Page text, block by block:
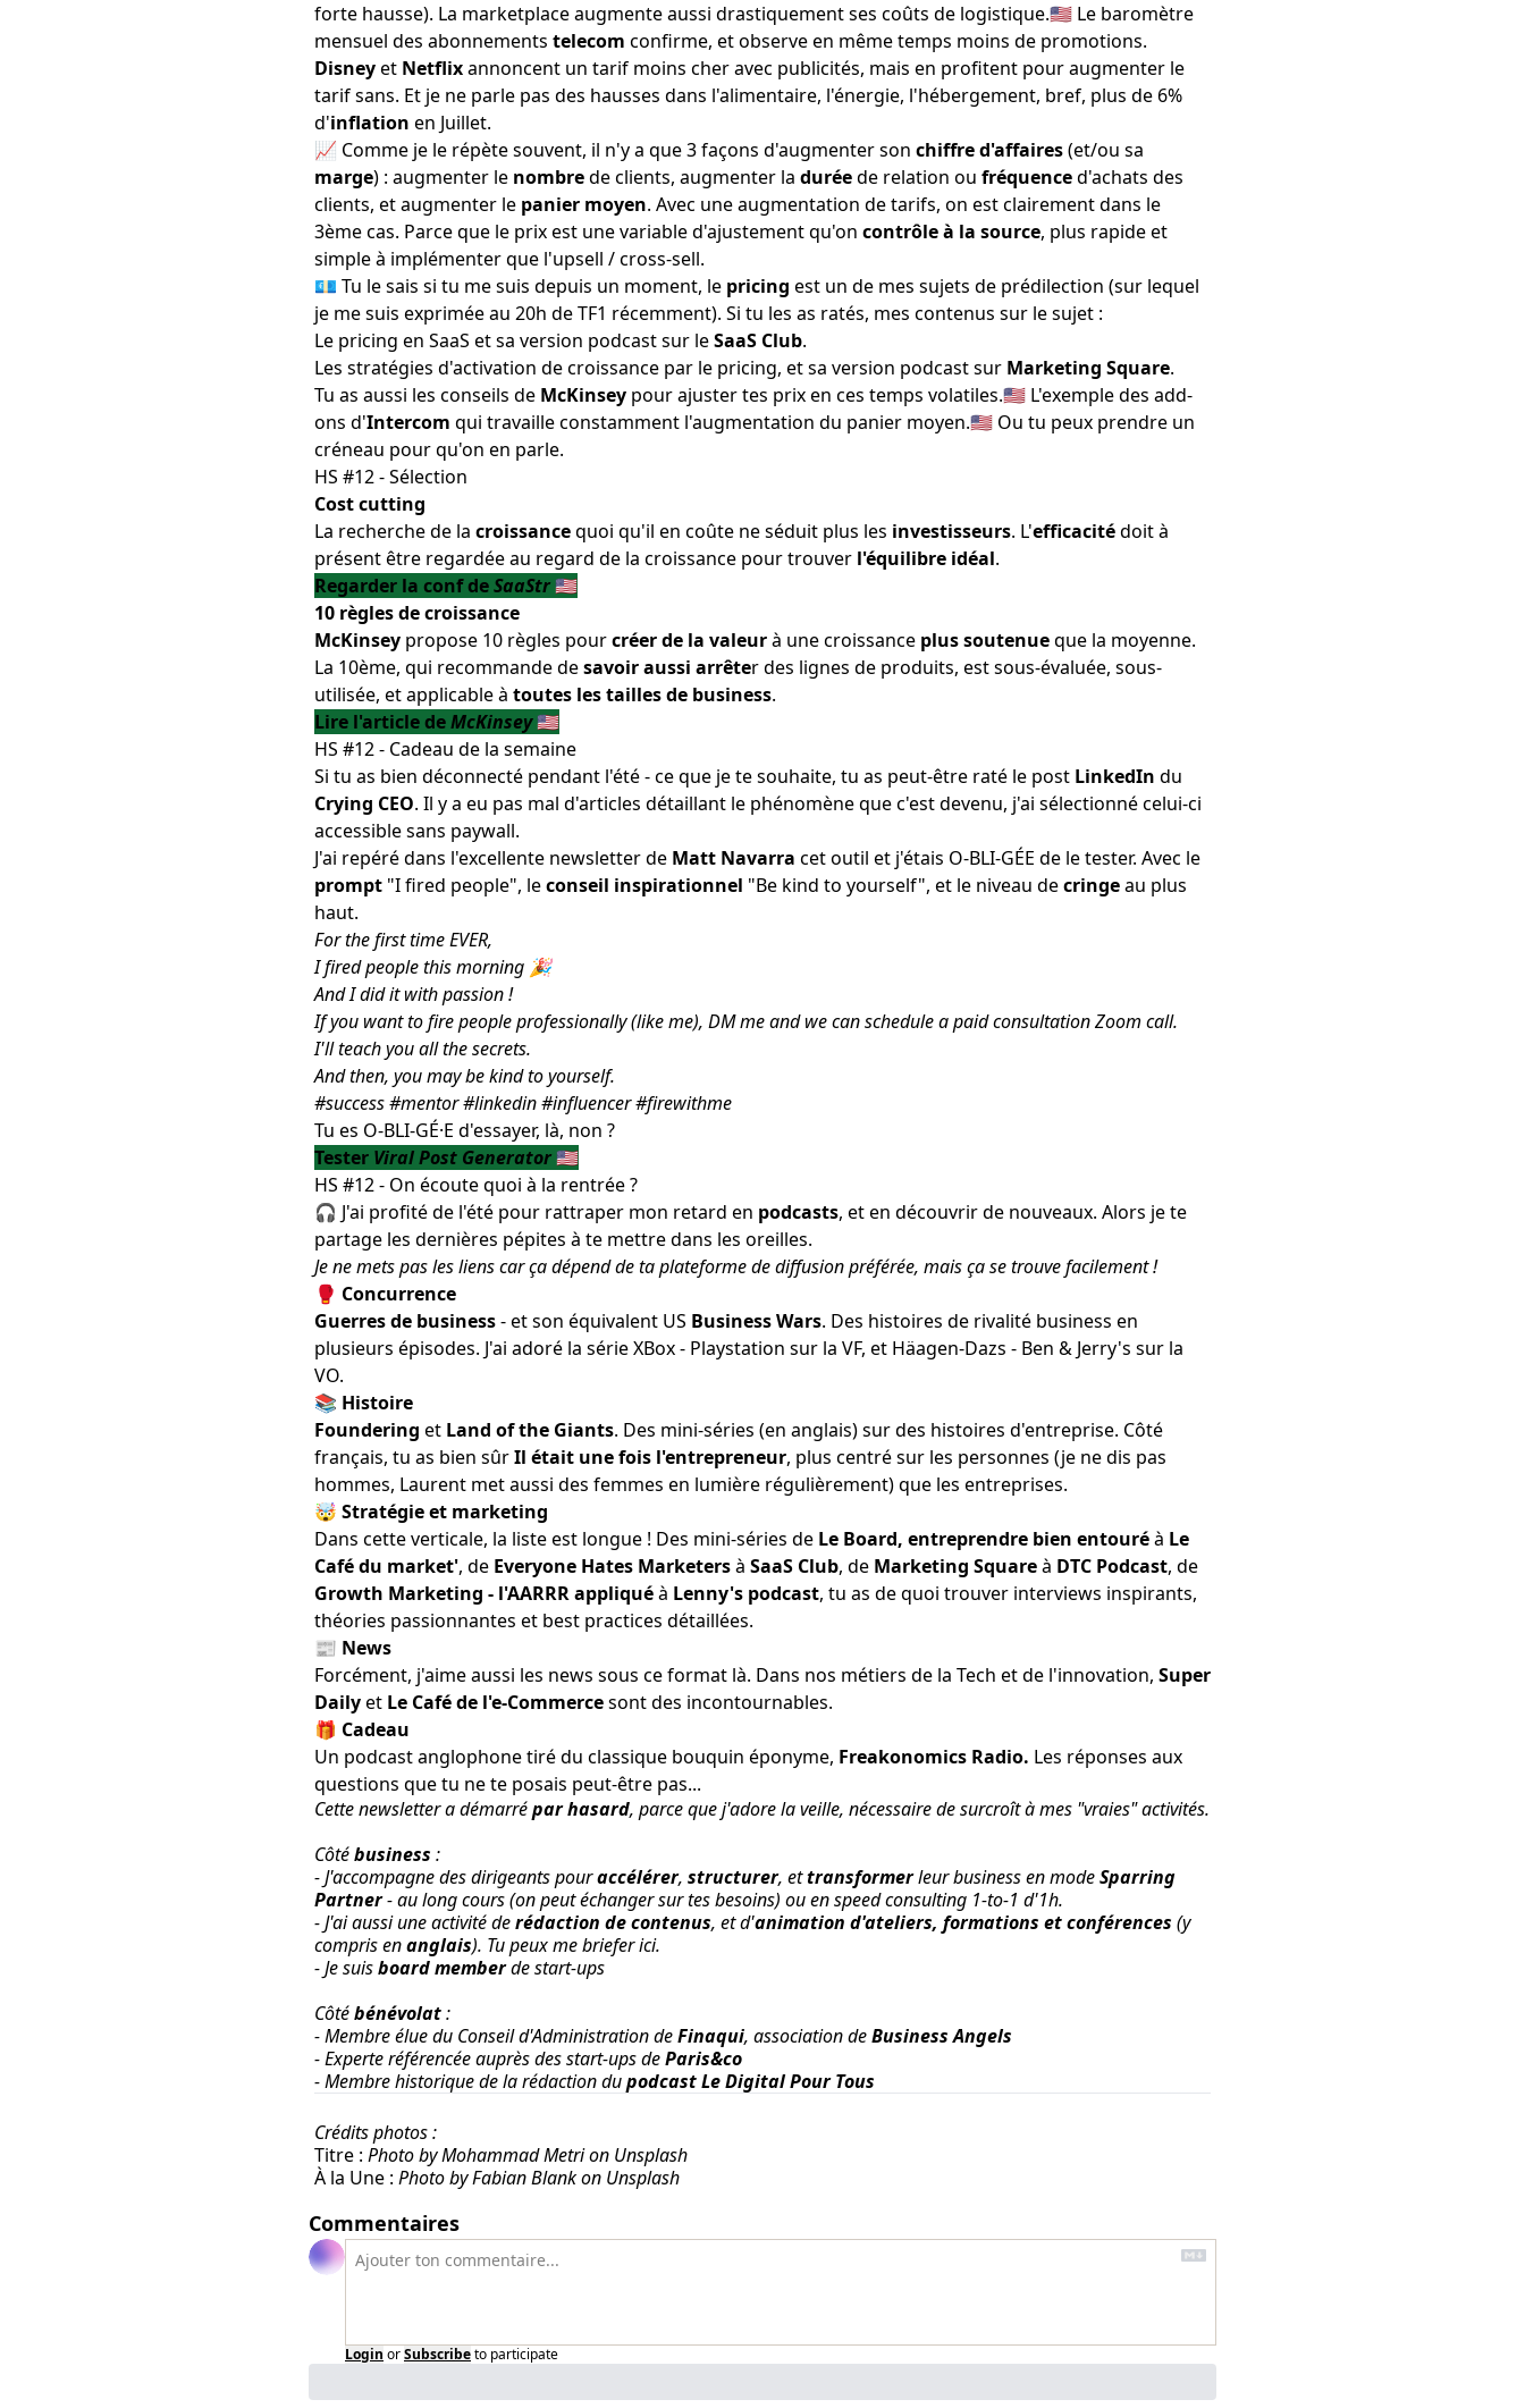
forte hausse). La marketplace augmente aussi drastiquementses coûts de logistique.🇺🇸 Le baromètre
mensuel des abonnements telecom confirme, et observe en même temps moins de promotions.
Disneyet Netflixannoncent un tarif moins cher avec publicités, mais en profitent pour augmenter le
tarif sans. Et je ne parle pas des hausses dans l'alimentaire, l'énergie, l'hébergement, bref, plus de 6%
d'inflation en Juillet.
📈 Comme je le répète souvent, il n'y a que3 façons d'augmenter son chiffre d'affaires(et/ou sa
marge) : augmenter le nombrede clients, augmenter la duréede relation ou fréquenced'achats des
clients, et augmenter le panier moyen. Avec une augmentation de tarifs, on est clairement dans le
3ème cas. Parce que le prix est une variable d'ajustement qu'on contrôle à la source, plus rapide et
simple à implémenter que l'upsell / cross-sell.
💶 Tu le sais si tu me suis depuis un moment, le pricing est un de mes sujets de prédilection (sur lequel
je me suis expriméeau 20h de TF1 récemment). Si tu les as ratés, mes contenus sur le sujet :
Le pricing en SaaS et sa version podcast sur leSaaS Club.
Les stratégies d'activation de croissance par le pricing, et sa version podcast sur Marketing Square.
Tu as aussi les conseils de McKinsey pourajuster tes prix en ces temps volatiles.🇺🇸 L'exemple des add-
ons d'Intercom qui travaille constamment l'augmentation du panier moyen.🇺🇸 Ou tu peux prendre un
créneau pour qu'on en parle.
HS #12 - Sélection
Cost cutting
La recherche de la croissancequoi qu'il en coûte ne séduit plus les investisseurs. L'efficacitédoit à
présent être regardée au regard de la croissance pour trouver l'équilibre idéal.
Regarder la conf deSaaStr🇺🇸
10 règles de croissance
McKinsey propose 10 règles pourcréer de la valeurà une croissance plus soutenueque la moyenne.
La 10ème, qui recommande desavoir aussi arrêter des lignes de produits, est sous-évaluée, sous-
utilisée, et applicable à toutes les tailles de business.
Lire l'article deMcKinsey🇺🇸
HS #12 - Cadeau de la semaine
Si tu as bien déconnecté pendant l'été - ce que je te souhaite, tu as peut-être raté le post LinkedIn du
Crying CEO. Il y a eu pas mal d'articles détaillant le phénomène que c'est devenu, j'ai sélectionnécelui-ci
accessiblesans paywall.
J'ai repéré dans l'excellente newsletterde Matt Navarra cet outil et j'étais O-BLI-GÉE de le tester. Avec le
prompt "I fired people", leconseil inspirationnel "Be kind to yourself", et le niveau decringeau plus
haut.
For the first time EVER,
I fired people this morning 🎉
And I did it with passion !
If you want to fire people professionally (like me), DM me and we can schedule a paid consultation Zoom call.
I'll teach you all the secrets.
And then, you may be kind to yourself.
#success #mentor #linkedin #influencer #firewithme
Tu es O-BLI-GÉ·E d'essayer, là, non ?
Tester Viral Post Generator🇺🇸
HS #12 - On écoute quoi à la rentrée ?
🎧 J'ai profité de l'été pour rattraper mon retard en podcasts, et en découvrir de nouveaux. Alors je te
partage les dernières pépites à te mettre dans les oreilles.
Je ne mets pas les liens car ça dépend de ta plateforme de diffusion préférée, mais ça se trouve facilement !
🥊 Concurrence
Guerres de business- et son équivalent US Business Wars. Des histoires de rivalité business en
plusieurs épisodes. J'ai adoré la série XBox - Playstation sur la VF, et Häagen-Dazs - Ben & Jerry's sur la
VO.
📚 Histoire
Foundering et Land of the Giants. Des mini-séries (en anglais) sur des histoires d'entreprise. Côté
français, tu as bien sûrIl était une fois l'entrepreneur, plus centré sur les personnes (je ne dis pas
hommes, Laurent met aussi des femmes en lumière régulièrement) que les entreprises.
🤯 Stratégie et marketing
Dans cette verticale, la liste est longue ! Des mini-séries de Le Board, entreprendre bien entouréà Le
Café du market', de Everyone Hates Marketersà SaaS Club, de Marketing Squareà DTC Podcast, de
Growth Marketing - l'AARRR appliquéà Lenny's podcast, tu as de quoi trouver interviews inspirants,
théories passionnantes et best practices détaillées.
📰 News
Forcément, j'aime aussi les news sous ce format là. Dans nos métiers de la Tech et de l'innovation, Super
Dailyet Le Café de l'e-Commercesont des incontournables.
🎁 Cadeau
Un podcast anglophone tiré du classique bouquin éponyme, Freakonomics Radio. Les réponses aux
questions que tu ne te posais peut-être pas...
Cette newsletter a démarrépar hasard, parce que j'adore la veille, nécessaire de surcroît à mes "vraies" activités.
Côtébusiness :
- J'accompagne des dirigeants pouraccélérer, structurer, ettransformerleur business en modeSparring
Partner- au long cours (on peut échangersur tes besoins) ou en speed consulting 1-to-1 d'1h.
- J'ai aussi une activité derédaction de contenus, et d'animation d'ateliers, formations et conférences (y
compris enanglais). Tu peux me briefer ici.
- Je suisboard memberde start-ups
Côtébénévolat:
- Membre élue du Conseil d'Administration deFinaqui, association deBusiness Angels
- Experte référencée auprès des start-ups deParis&co
- Membre historique de la rédaction dupodcastLe Digital Pour Tous
Crédits photos :
Titre : Photo by Mohammad Metri on Unsplash
À la Une : Photo by Fabian Blank on Unsplash
Commentaires
Login orSubscribeto participate